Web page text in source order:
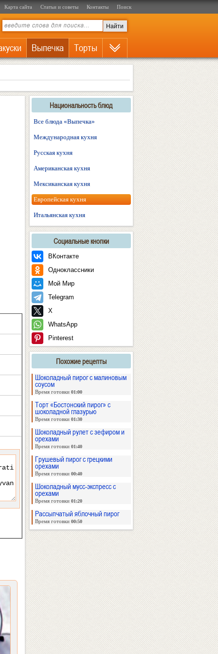
Карта сайта Статьи и советы Контакты Поиск
Выпечка Торты
Национальность блюд
Все блюда «Выпечка»
Международная кухня
Русская кухня
Американская кухня
Мексиканская кухня
Европейская кухня
Итальянская кухня
Социальные кнопки
ВКонтакте
Одноклассники
Мой Мир
Telegram
X
WhatsApp
Pinterest
Похожие рецепты
Шоколадный пирог с малиновым
соусом
Время готовки 01:00
Торт «Бостонский пирог» с
шоколадной глазурью
Время готовки 01:30
Шоколадный рулет с зефиром и
орехами
Время готовки 01:40
Грушевый пирог с грецкими
орехами
Время готовки 00:40
Шоколадный мусс-экспресс с
орехами
Время готовки 01:20
Рассыпчатый яблочный пирог
Время готовки 00:50